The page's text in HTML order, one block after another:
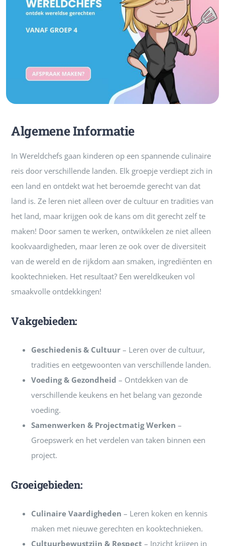
Algemene Informatie
InWereldchefs gaan kinderen op een spannende culinaire
reis door verschillende landen. Elk groepje verdiept zich in
een land en ontdekt wat het beroemde gerecht van dat
land is. Ze leren niet alleen over de cultuur en tradities van
het land, maar krijgen ook de kans om dit gerecht zelf te
maken! Door samen te werken, ontwikkelen ze niet alleen
kookvaardigheden, maar leren ze ook over de diversiteit
van de wereld en de rijkdom aan smaken, ingrediënten en
kooktechnieken. Het resultaat? Een wereldkeuken vol
smaakvolle ontdekkingen!
Vakgebieden:
Geschiedenis & Cultuur – Leren over de cultuur,
tradities en eetgewoonten van verschillende landen.
Voeding & Gezondheid – Ontdekken van de
verschillende keukens en het belang van gezonde
voeding.
Samenwerken & Projectmatig Werken –
Groepswerk en het verdelen van taken binnen een
project.
Groeigebieden:
Culinaire Vaardigheden – Leren koken en kennis
maken met nieuwe gerechten en kooktechnieken.
Cultuurbewustzijn & Respect – Inzicht krijgen in